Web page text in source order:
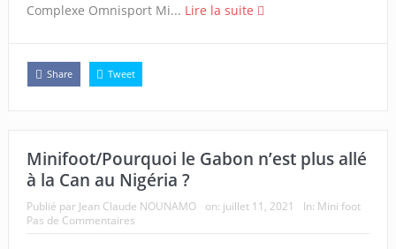
Complexe Omnisport Mi... Lire la suite
Share Tweet
Minifoot/Pourquoi le Gabon n’est plus allé
à la Can au Nigéria ?
Publié par Jean Claude NOUNAMO on: juillet 11, 2021 In: Mini foot
Pas de Commentaires